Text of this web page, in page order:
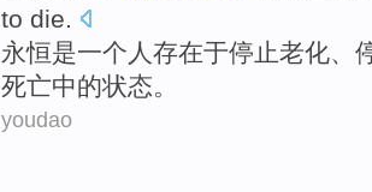
to die
永恒是一个 人存在于停止老化 、
死亡中的状态 。
youdao